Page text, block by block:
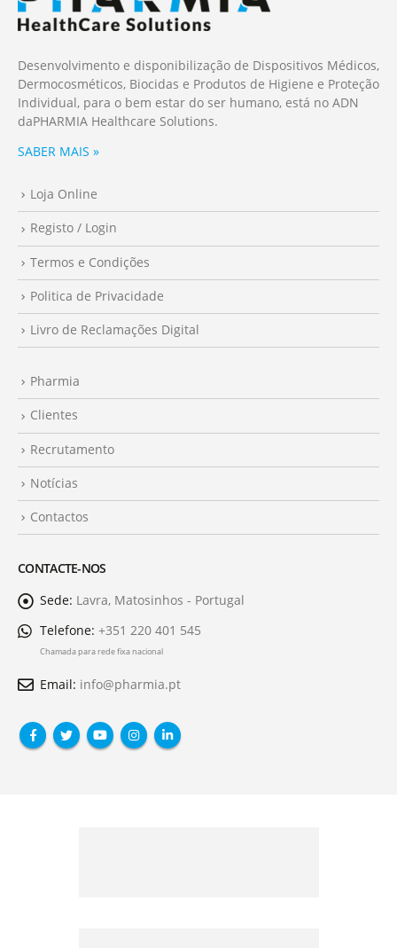
Desenvolvimento e disponibilização de Dispositivos Médicos,
Dermocosméticos, Biocidas e Produtos de Higiene e Proteção
Individual, para o bem estar do ser humano, está no ADN
daPHARMIA Healthcare Solutions.
SABER MAIS »
Loja Online
Registo / Login
Termos e Condições
Politica de Privacidade
Livro de Reclamações Digital
Pharmia
Clientes
Recrutamento
Notícias
Contactos
CONTACTE-NOS
Sede: Lavra, Matosinhos - Portugal
Telefone: +351 220 401 545
Chamada para rede fixa nacional
Email: info@pharmia.pt